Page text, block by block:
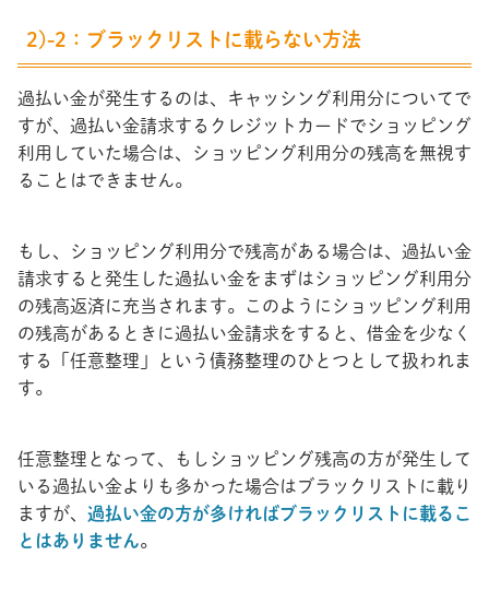
2)-2：ブラックリストに載らない方法
過払い金が発生するのは、キャッシング利用分についてで
すが、過払い金請求するクレジットカードでショッピング
利用していた場合は、ショッピング利用分の残高を無視す
ることはできません。
もし、ショッピング利用分で残高がある場合は、過払い金
請求すると発生した過払い金をまずはショッピング利用分
の残高返済に充当されます。このようにショッピング利用
の残高があるときに過払い金請求をすると、借金を少なく
する「任意整理」という債務整理のひとつとして扱われま
す。
任意整理となって、もしショッピング残高の方が発生して
いる過払い金よりも多かった場合はブラックリストに載り
ますが、 過払い金の方が多ければブラックリストに載るこ
とはありません。